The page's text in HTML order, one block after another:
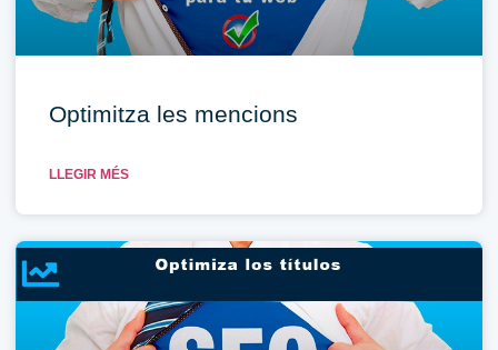
Optimitza les mencions
LLEGIR MÉS